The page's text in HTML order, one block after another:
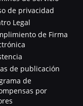
de privacidad
Legal
de Firma
de publicación
de
por